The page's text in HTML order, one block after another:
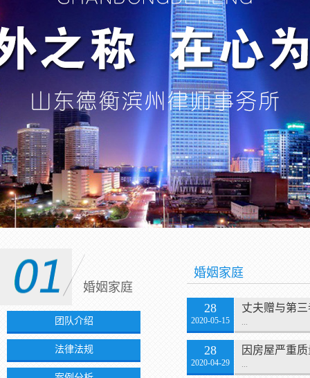
婚姻家庭
团队介绍
法律法规
婚姻家庭
28
2020-05-15
丈夫赠与第
...
28
2020-04-29
因房屋严重
...